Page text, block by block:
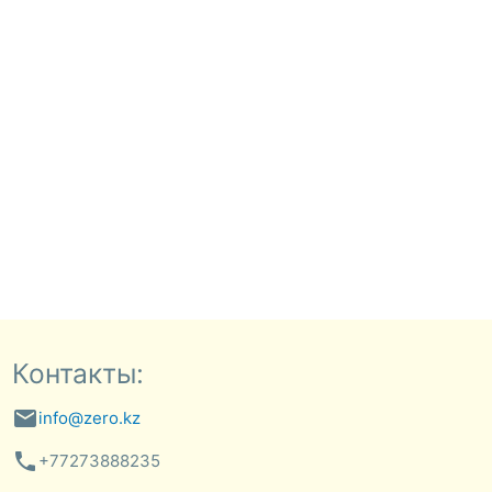
Контакты:
emailinfo@zero.kz
phone +77273888235